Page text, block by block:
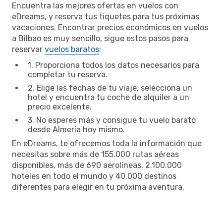
Encuentra las mejores ofertas en vuelos con
eDreams, y reserva tus tiquetes para tus próximas
vacaciones. Encontrar precios económicos en vuelos
a Bilbao es muy sencillo, sigue estos pasos para
reservar vuelos baratos:
1. Proporciona todos los datos necesarios para
completar tu reserva.
2. Elige las fechas de tu viaje, selecciona un
hotel y encuentra tu coche de alquiler a un
precio excelente.
3. No esperes más y consigue tu vuelo barato
desde Almería hoy mismo.
En eDreams, te ofrecemos toda la información que
necesitas sobre más de 155.000 rutas aéreas
disponibles, más de 690 aerolíneas, 2.100.000
hoteles en todo el mundo y 40.000 destinos
diferentes para elegir en tu próxima aventura.